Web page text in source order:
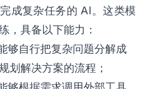
成复杂任务的 AI。这类模
，具备以下能力：
够自行把复杂问题分解成
划解决方案的流程；